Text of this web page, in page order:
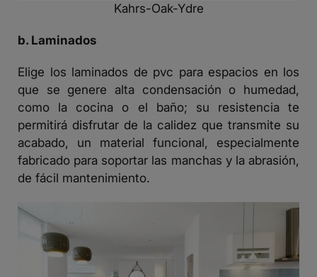
Kahrs-Oak-Ydre
b. Laminados
Elige los laminados de pvc para espacios en los
que se genere alta condensación o humedad,
como la cocina o el baño; su resistencia te
permitirá disfrutar de la calidez que transmite su
acabado, un material funcional, especialmente
fabricado para soportar las manchas y la abrasión,
de fácil mantenimiento.